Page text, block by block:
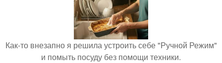
Как-то внезапно я решила устроить себе "Ручной Режим"
и помыть посуду без помощи техники.